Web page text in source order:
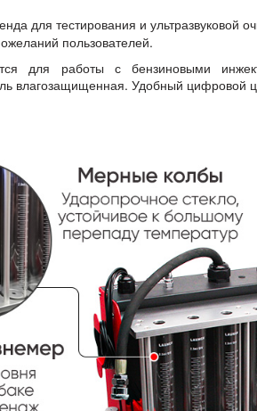
для тестирования и ультразвуковой
пользователей.
для работы с бензиновыми
влагозащищенная. Удобный